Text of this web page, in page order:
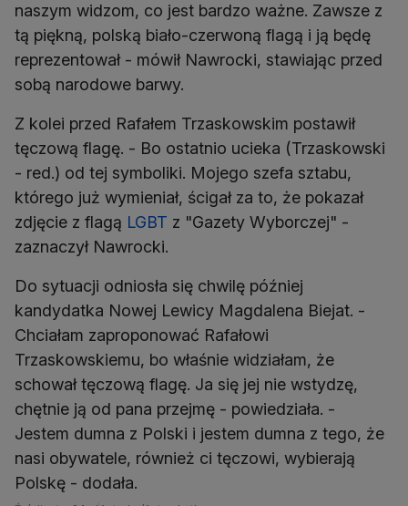
naszym widzom, co jest bardzo ważne. Zawsze z
tą piękną, polską biało-czerwoną flagą i ją będę
reprezentował - mówił Nawrocki, stawiając przed
sobą narodowe barwy.
Z kolei przed Rafałem Trzaskowskim postawił
tęczową flagę. - Bo ostatnio ucieka (Trzaskowski
- red.) od tej symboliki. Mojego szefa sztabu,
którego już wymieniał, ścigał za to, że pokazał
zdjęcie z flagą LGBT z "Gazety Wyborczej" -
zaznaczył Nawrocki.
Do sytuacji odniosła się chwilę później
kandydatka Nowej Lewicy Magdalena Biejat. -
Chciałam zaproponować Rafałowi
Trzaskowskiemu, bo właśnie widziałam, że
schował tęczową flagę. Ja się jej nie wstydzę,
chętnie ją od pana przejmę - powiedziała. -
Jestem dumna z Polski i jestem dumna z tego, że
nasi obywatele, również ci tęczowi, wybierają
Polskę - dodała.